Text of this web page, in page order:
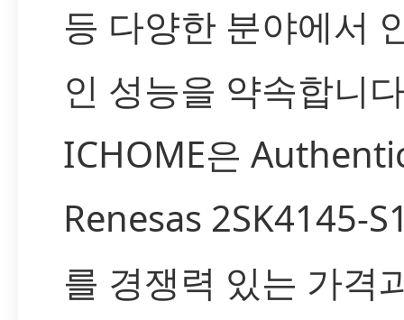
등 다양한 분야에서
인 성능을 약속합니
ICHOME은
Renesas 2SK4145-
를 경쟁력 있는 가격